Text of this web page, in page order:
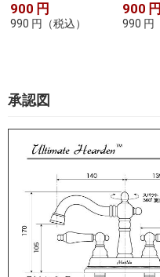
900 円
990 円 （税込）
900 円
990 円
承認図